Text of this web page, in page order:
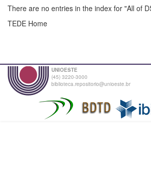
There are no entries in the index for "All of
TEDE Home
UNIOESTE
(45) 3220-3000
biblioteca.repositorio@unioeste.br